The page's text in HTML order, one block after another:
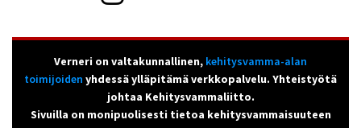
Verneri on valtakunnallinen, kehitysvamma-alan
toimijoiden yhdessä ylläpitämä verkkopalvelu. Yhteistyötä
johtaa Kehitysvammaliitto.
Sivuilla on monipuolisesti tietoa kehitysvammaisuuteen